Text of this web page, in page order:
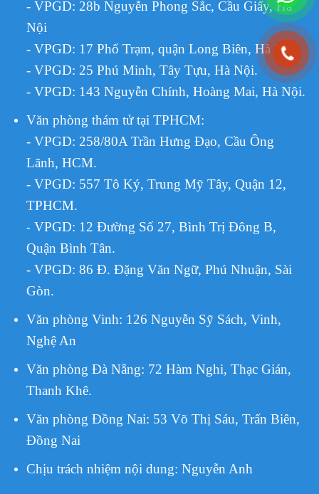
- VPGD: 28b Nguyễn Phong Sắc, Cầu Giấy, Hà
Nội
- VPGD: 17 Phố Trạm, quận Long Biên, Hà Nội.
- VPGD: 25 Phú Minh, Tây Tựu, Hà Nội.
- VPGD: 143 Nguyễn Chính, Hoàng Mai, Hà Nội.
Văn phòng thám tử tại TPHCM:
- VPGD: 258/80A Trần Hưng Đạo, Cầu Ông
Lãnh, HCM.
- VPGD: 557 Tô Ký, Trung Mỹ Tây, Quận 12,
TPHCM.
- VPGD: 12 Đường Số 27, Bình Trị Đông B,
Quận Bình Tân.
- VPGD: 86 Đ. Đặng Văn Ngữ, Phú Nhuận, Sài
Gòn.
Văn phòng Vinh: 126 Nguyễn Sỹ Sách, Vinh,
Nghệ An
Văn phòng Đà Nẵng: 72 Hàm Nghi, Thạc Gián,
Thanh Khê.
Văn phòng Đồng Nai: 53 Võ Thị Sáu, Trấn Biên,
Đồng Nai
Chịu trách nhiệm nội dung: Nguyễn Anh